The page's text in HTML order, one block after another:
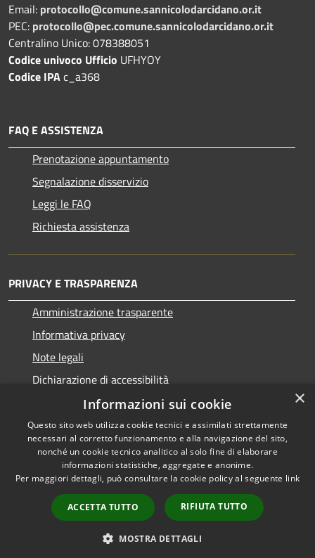
Email: protocollo@comune.sannicolodarcidano.or.it
PEC: protocollo@pec.comune.sannicolodarcidano.or.it
Centralino Unico: 078388051
Codice univoco Ufficio UFHYOY
Codice IPAc_a368
FAQ E ASSISTENZA
Prenotazione appuntamento
Segnalazione disservizio
Leggi le FAQ
Richiesta assistenza
PRIVACY E TRASPARENZA
Amministrazione trasparente
Informativa privacy
Note legali
Dichiarazione di accessibilità
Accessibilità
Privacy
Mappa del sito
Copyright © 2026 • Comune di
San Nicolò d'Arcidano •
Powered byMunicipium •
Accesso redazione
×
Informazioni sui cookie
Questo sito web utilizza cookie tecnici e assimilati strettamente
necessari al corretto funzionamento e alla navigazione del sito,
nonché un cookie tecnico analitico al solo fine di elaborare
informazioni statistiche, aggregate e anonime.
Per maggiori dettagli, può consultare la cookie policy al seguente link
ACCETTA TUTTO RIFIUTA TUTTO
MOSTRA DETTAGLI